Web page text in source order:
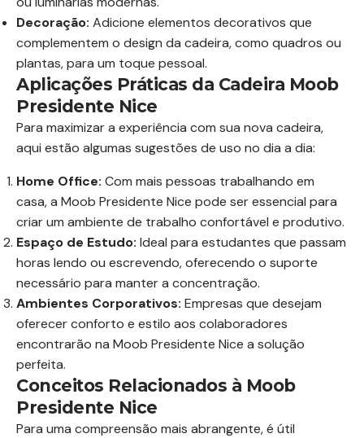
Decoração: Adicione elementos decorativos que
complementem o design da cadeira, como quadros ou
plantas, para um toque pessoal.
Aplicações Práticas da Cadeira Moob
Presidente Nice
Para maximizar a experiência com sua nova cadeira,
aqui estão algumas sugestões de uso no dia a dia:
Home Office: Com mais pessoas trabalhando em
casa, a Moob Presidente Nice pode ser essencial para
criar um ambiente de trabalho confortável e produtivo.
Espaço de Estudo: Ideal para estudantes que passam
horas lendo ou escrevendo, oferecendo o suporte
necessário para manter a concentração.
Ambientes Corporativos: Empresas que desejam
oferecer conforto e estilo aos colaboradores
encontrarão na Moob Presidente Nice a solução
perfeita.
Conceitos Relacionados à Moob
Presidente Nice
Para uma compreensão mais abrangente, é útil